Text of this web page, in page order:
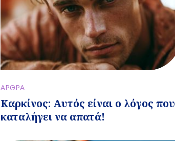
ΑΡΘΡΑ
Καρκίνος: Αυτός είναι ο λόγος που
καταλήγει να απατά!